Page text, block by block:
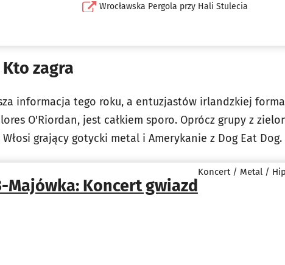
Wrocławska Pergola przy Hali Stulecia
zagra
informacja tego roku, a entuzjastów irlandzkiej
O'Riordan, jest całkiem sporo. Oprócz grupy z
grający gotycki metal i Amerykanie z Dog Eat Dog.
Majówka: Koncert gwiazd
Koncert / Metal /